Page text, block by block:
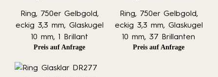
Ring, 750er Gelbgold,
eckig 3,3 mm, Glaskugel
10 mm, 1 Brillant
Preis auf Anfrage
Ring, 750er Gelbgold,
eckig 3,3 mm, Glaskugel
10 mm, 37 Brillanten
Preis auf Anfrage